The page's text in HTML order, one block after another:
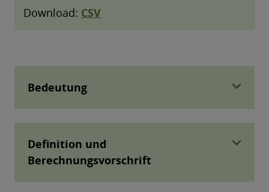
Bedeutung expand_more
Definition und
Berechnungsvorschrift
expand_more